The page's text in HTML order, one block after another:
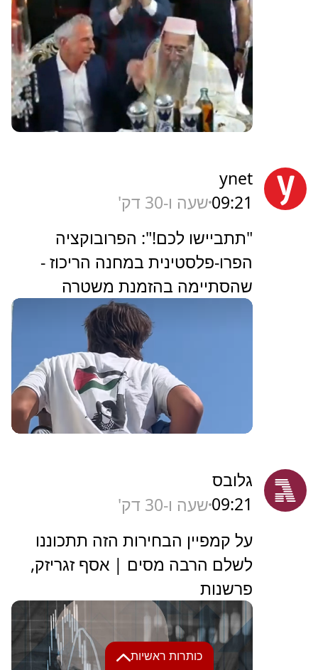
כותרות ראשיות
ynet
09:21שעה ו-30 דק'
"תתביישו לכם!": הפרובוקציה
הפרו-פלסטינית במחנה הריכוז -
שהסתיימה בהזמנת משטרה
גלובס
09:21שעה ו-30 דק'
על קמפיין הבחירות הזה תתכוננו
לשלם הרבה מסים | אסף זגריזק,
פרשנות